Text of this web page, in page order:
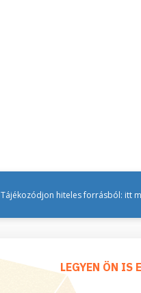
Tájékozódjon hiteles forrásból: itt
LEGYEN ÖN IS